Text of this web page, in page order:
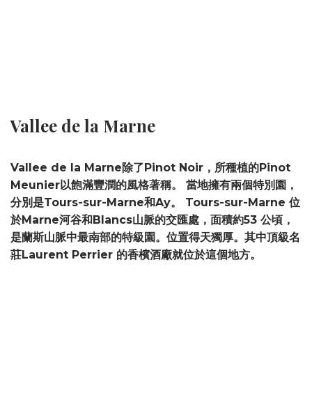
Vallee de la Marne
Vallee de la Marne除了Pinot Noir，所種植的Pinot
Meunier以飽滿豐潤的風格著稱。 當地擁有兩個特別園，
分別是Tours-sur-Marne和Ay。 Tours-sur-Marne 位
於Marne河谷和Blancs山脈的交匯處，面積約53 公頃，
是蘭斯山脈中最南部的特級園。位置得天獨厚。其中頂級名
莊Laurent Perrier 的香檳酒廠就位於這個地方。